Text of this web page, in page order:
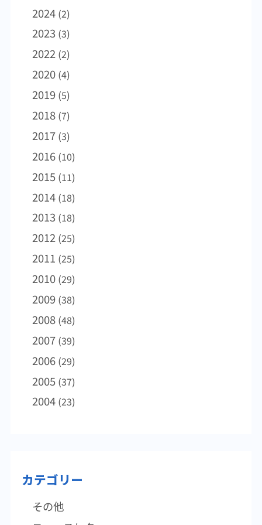
予防法です。これから3月いっぱいまで、いつ
インフルエンザに感染してしまっても不思議
予防に努めてください。
の厚いマスクは呼吸での吸気を加湿する役割
があります。インフルエンザウイルスをカッ
トすることはできませんが、発症した時に呼
吸器の感染を防ぎ、粘膜を保護することに役
立ちます。 今後、急な発熱はインフルエンザ
を疑い、なるべく早く近医を受診してくださ
い。インフルエンザには数種類の薬がありま
すが、発症から早い服用ほど効果的でもあり
ます。また、無理して出社することは絶対に
避けたいものです。感染力が強いインフルエ
ンザウイルスは簡単にオフィス内に拡散し、
自分から感染を拡大させてしまう危険性があ
ります。いくら仕事が忙しくても、出社は避
けるべきです。インフルエンザは一般の風邪
とはまったく違う全身性の疾患であり、死亡
リスクさえある病気です。ちょっとひどい風
末にかけて気温が急降下するとの予報が出て
います。沖縄の石垣島や台北、そして香港で
も10度を大きく下回る低温となることが予想
されています。この冬一番の冷え込みとなる
ことは間違いなく、これをきっかけにインフ
ルエンザも一気に流行が拡大することが懸念
に普通感冒（風邪）も流行していることか
ら、健康の管理には十分に注意しなければい
けません。睡眠時間の確保（身体を休めるこ
と）、適切な栄養摂取（バランスが取れた食
しまっても不思議ではありません。免疫力を
極力保持し、感染予防に努めてください。
と思っております。健康に関してお聞きにな
りたいことなどがございましたら、いつでも
お気軽にお問い合わせください。 これから一
年、いろいろな目標を建てられた方もあるか
と思いますが、何をするにもとにかく健康が
一番です。お正月で食べ過ぎて身体が重くな
ったという方もあることでしょう。なるべく
早く体重を戻しましょう。ことあるごとにア
ドバイスさせていただいていますが、四の五
の言わずに歩くことです。肥満に注意すると
ともに、とにかく日常生活で歩数を稼ぐこ
と。これは健康を維持する上で一番大切なこ
とであることには間違いありません。 ところ
で、今季はインフルエンザの流行が大変遅れ
ており、日本での目立った患者数の増加も未
だ確認されていないのはたいへん珍しいこと
です。このような状況でもいつ急激な流行拡
大が起きるのかわからず、感染者数が少ない
といっても決して安心できることではありま
せん。常に情報に敏感になっておきたいもの
ですが、流行がニュースになる頃にはすでに
患者数が爆発的に増えているものと捉えて、
厳重に警戒するようにしてください。インフ
ルエンザは風邪とはまったく違います。特に
乳幼児や高齢者では死亡例も少なくはない全
身疾患です。急な発熱に見舞われるとともに
四肢の痛みやだるさなど全身症状が現れる病
気であり、一般的な風邪症状である鼻や喉の
複感染も十分考えられるので、症状は一定し
ないと思っておきたいものです。とにかく急
激な高熱はインフルエンザを疑って直ちに医
療機関を受診してください。風邪との違い
2024 (2)
2023 (3)
2022 (2)
2020 (4)
2019 (5)
2018 (7)
2017 (3)
2016 (10)
2015 (11)
2014 (18)
2013 (18)
2012 (25)
2011 (25)
2010 (29)
2009 (38)
2008 (48)
2007 (39)
2006 (29)
2005 (37)
2004 (23)
カテゴリー
その他